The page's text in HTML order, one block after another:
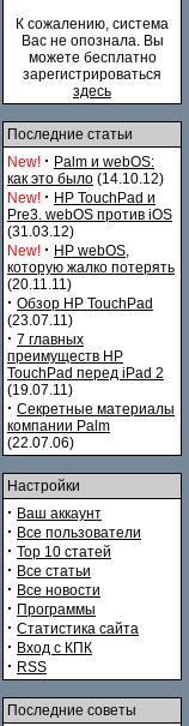
К сожалению, система
Вас не опознала. Вы
можете бесплатно
зарегистрироваться
здесь
Последние статьи
New! · Palm и webOS:
как это было (14.10.12)
New! · HP TouchPad и
Pre3. webOS против iOS
(31.03.12)
New! · HP webOS,
которую жалко потерять
(20.11.11)
· Обзор HP TouchPad
(23.07.11)
· 7 главных
преимуществ HP
TouchPad перед iPad 2
(19.07.11)
· Секретные материалы
компании Palm
(22.07.06)
Настройки
· Ваш аккаунт
· Все пользователи
· Top 10 статей
· Все статьи
· Все новости
· Программы
· Статистика сайта
· Вход с КПК
· RSS
Последние советы